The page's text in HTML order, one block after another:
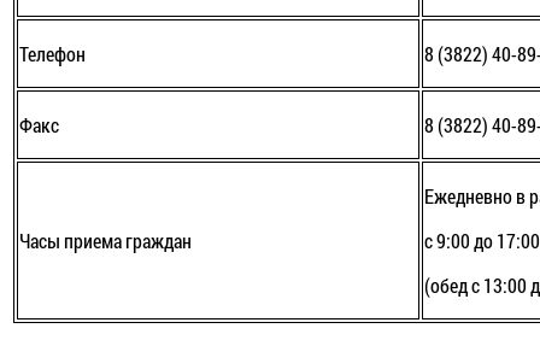
Телефон 8 (3822) 40-
Факс 8 (3822) 40-
Часы приема граждан
Ежедневно в
с 9:00 до 17:00
(обед с 13:00